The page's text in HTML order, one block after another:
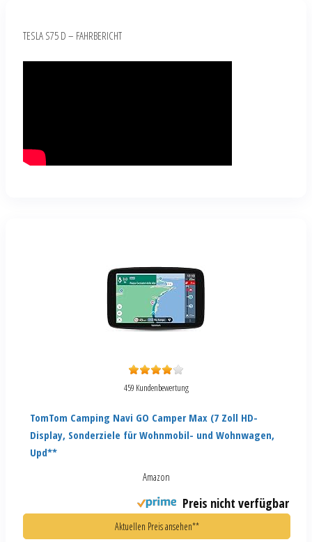
TESLA S75 D – FAHRBERICHT
459 Kundenbewertung
TomTom Camping Navi GO Camper Max (7 Zoll HD-
Display, Sonderziele für Wohnmobil- und Wohnwagen,
Upd**
Amazon
Preis nicht verfügbar
Aktuellen Preis ansehen**